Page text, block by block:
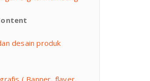
desain produk
( Banner, flayer,